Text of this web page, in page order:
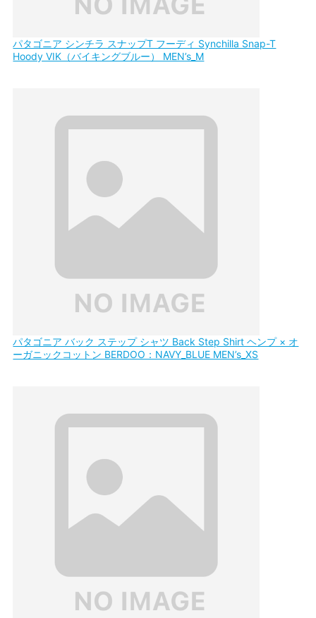
パタゴニア シンチラ スナップT フーディ Synchilla Snap-T
Hoody VIK（バイキングブルー） MEN’s_M
パタゴニア バック ステップ シャツ Back Step Shirt ヘンプ × オ
ーガニックコットン BERDOO：NAVY_BLUE MEN’s_XS